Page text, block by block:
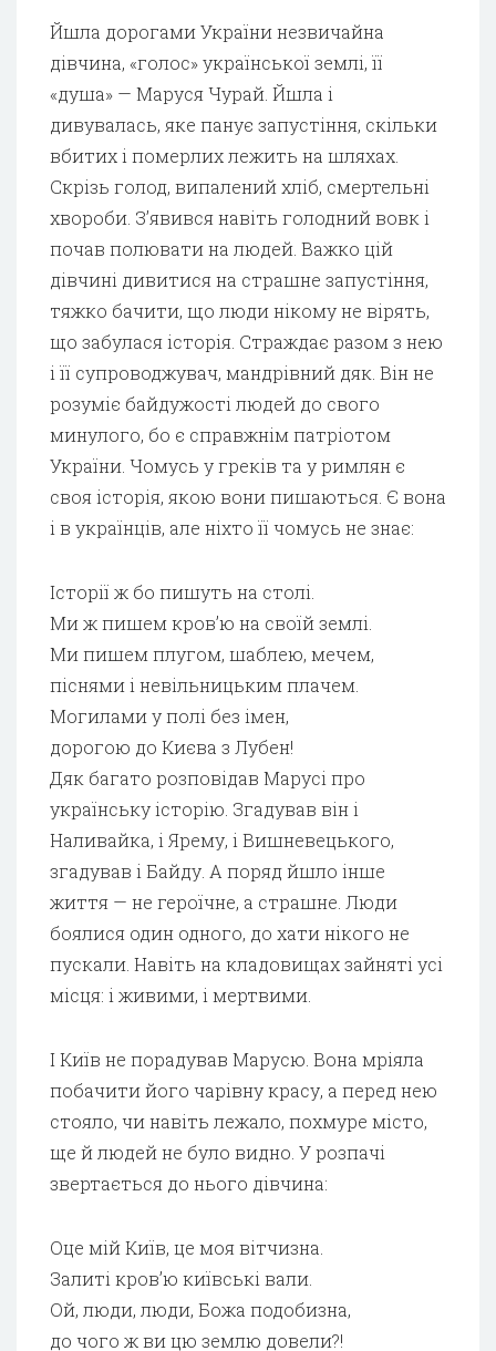
Йшла дорогами України незвичайна
дівчина, «голос» української землі, її
«душа» — Маруся Чурай. Йшла і
дивувалась, яке панує запустіння, скільки
вбитих і померлих лежить на шляхах.
Скрізь голод, випалений хліб, смертельні
хвороби. З’явився навіть голодний вовк і
почав полювати на людей. Важко цій
дівчині дивитися на страшне запустіння,
тяжко бачити, що люди нікому не вірять,
що забулася історія. Страждає разом з нею
і її супроводжувач, мандрівний дяк. Він не
розуміє байдужості людей до свого
минулого, бо є справжнім патріотом
України. Чомусь у греків та у римлян є
своя історія, якою вони пишаються. Є вона
і в українців, але ніхто її чомусь не знає:
Історії ж бо пишуть на столі.
Ми ж пишем кров’ю на своїй землі.
Ми пишем плугом, шаблею, мечем,
піснями і невільницьким плачем.
Могилами у полі без імен,
дорогою до Києва з Лубен!
Дяк багато розповідав Марусі про
українську історію. Згадував він і
Наливайка, і Ярему, і Вишневецького,
згадував і Байду. А поряд йшло інше
життя — не героїчне, а страшне. Люди
боялися один одного, до хати нікого не
пускали. Навіть на кладовищах зайняті усі
місця: і живими, і мертвими.
І Київ не порадував Марусю. Вона мріяла
побачити його чарівну красу, а перед нею
стояло, чи навіть лежало, похмуре місто,
ще й людей не було видно. У розпачі
звертається до нього дівчина:
Оце мій Київ, це моя вітчизна.
Залиті кров’ю київські вали.
Ой, люди, люди, Божа подобизна,
до чого ж ви цю землю довели?!